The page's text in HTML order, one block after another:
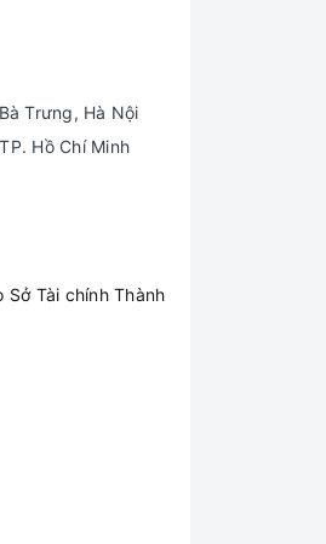
việc người dùng
ràng, đáp ứng tốt
Trưng, Hà Nội
Hồ Chí Minh
Sở Tài chính Thành